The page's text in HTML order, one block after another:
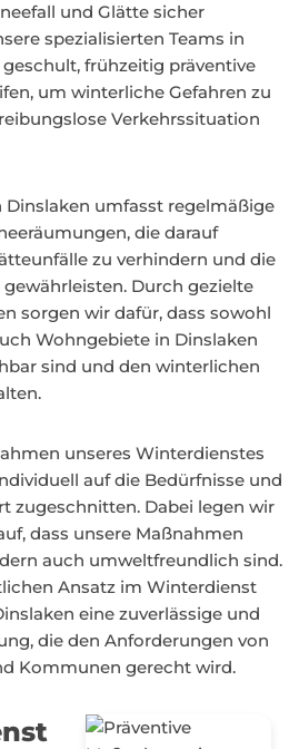
und Glätte sicher
spezialisierten Teams in
frühzeitig präventive
um winterliche Gefahren zu
Verkehrssituation
umfasst regelmäßige
die darauf
zu verhindern und die
Durch gezielte
sorgen wir dafür, dass sowohl
Wohngebiete in Dinslaken
sind und den winterlichen
unseres Winterdienstes
auf die Bedürfnisse und
zugeschnitten. Dabei legen wir
dass unsere Maßnahmen
auch umweltfreundlich sind.
Ansatz im Winterdienst
eine zuverlässige und
die den Anforderungen von
Kommunen gerecht wird.